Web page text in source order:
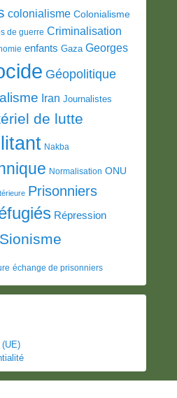
colonialisme Colonialisme
de guerre Criminalisation
enfants Gaza Georges
Géopolitique
Iran Journalistes
de lutte
Nakba
Normalisation ONU
Prisonniers
Répression
Sionisme
échange de prisonniers